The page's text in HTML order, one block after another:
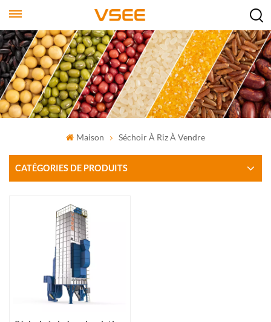
Maison Séchoir À Riz À Vendre
CATÉGORIES DE PRODUITS